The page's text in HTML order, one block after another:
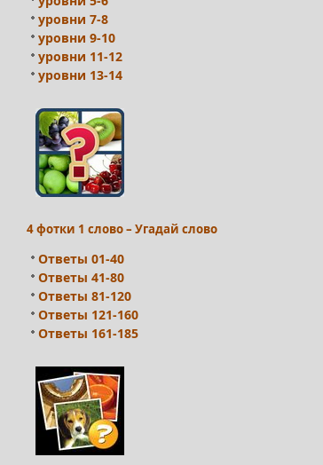
уровни 7-8
уровни 9-10
уровни 11-12
уровни 13-14
4 фотки 1 слово – Угадай слово
Ответы 01-40
Ответы 41-80
Ответы 81-120
Ответы 121-160
Ответы 161-185